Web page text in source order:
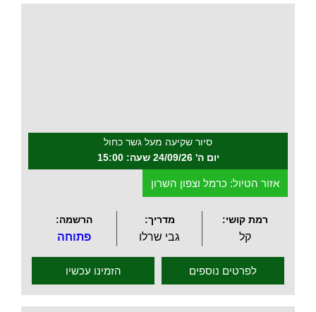
סיור שקיעה מעל גשר כחול
יום ה' 24/09/26 שעה: 15:00
אזור הטיול: כרמל וצפון השרון
רמת קושי:
קל
מדריך:
גבי שרלו
הרשמה:
פתוחה
לפרטים נוספים הזמינו עכשיו